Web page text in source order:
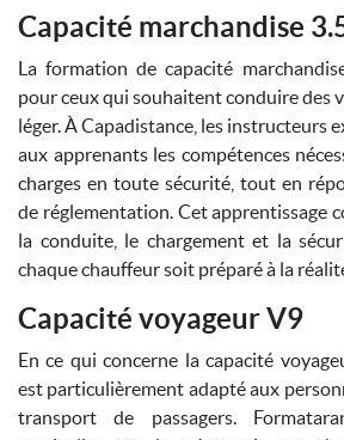
Capacité marchandise
La formation de capacité
pour ceux qui souhaitent conduire des
léger. À Capadistance, les instructeurs
aux apprenants les compétences
charges en toute sécurité, tout en
de réglementation. Cet apprentissage
la conduite, le chargement et la
chaque chauffeur soit préparé à la
Capacité voyageur V9
En ce qui concerne la capacité
est particulièrement adapté aux
transport de passagers.